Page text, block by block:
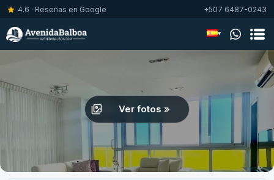
4.6 · Reseñas en Google +507 6487-0243
▾
Ver fotos »